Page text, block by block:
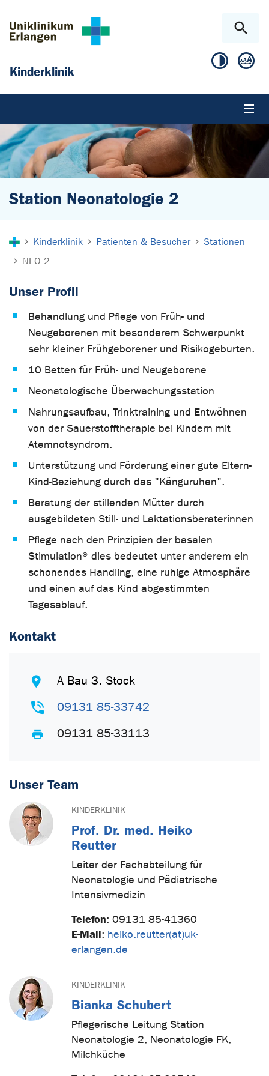
Kinderklinik
Station Neonatologie 2
Kinderklinik Patienten & Besucher
Stationen
NEO 2
Unser Profil
Behandlung und Pflege von Früh- und
Neugeborenen mit besonderem Schwerpunkt
sehr kleiner Frühgeborener und Risikogeburten.
10 Betten für Früh- und Neugeborene
Neonatologische Überwachungsstation
Nahrungsaufbau, Trinktraining und Entwöhnen
von der Sauerstofftherapie bei Kindern mit
Atemnotsyndrom.
Unterstützung und Förderung einer gute Eltern-
Kind-Beziehung durch das "Känguruhen".
Beratung der stillenden Mütter durch
ausgebildeten Still- und Laktationsberaterinnen
Pflege nach den Prinzipien der basalen
Stimulation® dies bedeutet unter anderem ein
schonendes Handling, eine ruhige Atmosphäre
und einen auf das Kind abgestimmten
Tagesablauf.
Kontakt
A Bau 3. Stock
09131 85-33742
09131 85-33113
Unser Team
KINDERKLINIK
Prof. Dr. med. Heiko
Reutter
Leiter der Fachabteilung für
Neonatologie und Pädiatrische
Intensivmedizin
Telefon: 09131 85-41360
E-Mail: heiko.reutter(at)uk-
erlangen.de
KINDERKLINIK
Bianka Schubert
Pflegerische Leitung Station
Neonatologie 2, Neonatologie FK,
Milchküche